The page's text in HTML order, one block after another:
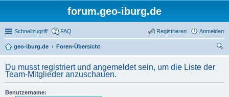
forum.geo-iburg.de
Schnellzugriff FAQ Anmelden
Registrieren
geo-iburg.de
Foren-Übersicht
Du musst registriert und angemeldet sein, um die Liste der
Team-Mitglieder anzuschauen.
Benutzername: